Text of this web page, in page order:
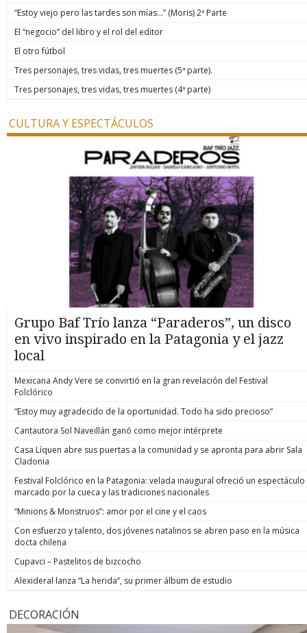
“Estoy viejo pero las tardes son mías…” (Moris) 2ª Parte
El “negocio” del libro y el rol del editor
El otro fútbol
Tres personajes, tres vidas, tres muertes (5ª parte).
Tres personajes, tres vidas, tres muertes (4ª parte)
CULTURA Y ESPECTÁCULOS
Grupo Baf Trío lanza “Paraderos”, un disco
en vivo inspirado en la Patagonia y el jazz
local
Mexicana Andy Vere se convirtió en la gran revelación del Festival
Folclórico
“Estoy muy agradecido de la oportunidad. Todo ha sido precioso”
Cantautora Sol Naveillán ganó como mejor intérprete
Casa Líquen abre sus puertas a la comunidad y se apronta para abrir Sala
Cladonia
Festival Folclórico en la Patagonia: velada inaugural ofreció un espectáculo
marcado por la cueca y las tradiciones nacionales
“Minions & Monstruos”: amor por el cine y el caos
Con esfuerzo y talento, dos jóvenes natalinos se abren paso en la música
docta chilena
Cupavci – Pastelitos de bizcocho
Alexideral lanza “La herida”, su primer álbum de estudio
DECORACIÓN